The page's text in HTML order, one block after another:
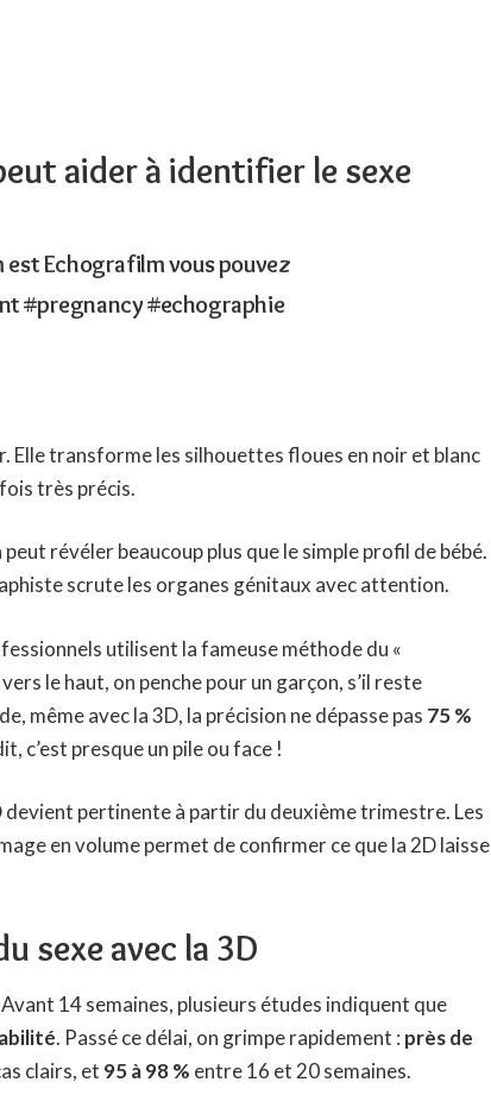
aider à identifier le sexe
est Echografilm vous pouvez
#pregnancy#echographie
Elle transforme les silhouettes floues en noir et blanc
très précis.
peut révéler beaucoup plus que le simple profil de bébé.
scrute les organes génitaux avec attention.
utilisent la fameuse méthode du «
le haut, on penche pour un garçon, s’il reste
même avec la 3D, la précision ne dépasse pas 75 %
c’est presque un pile ou face !
devient pertinente à partir du deuxième trimestre. Les
en volume permet de confirmer ce que la 2D laisse
sexe avec la 3D
14 semaines, plusieurs études indiquent que
. Passé ce délai, on grimpe rapidement : près de
clairs, et 95 à 98 % entre 16 et 20 semaines.